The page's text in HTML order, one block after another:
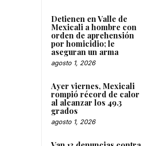
Detienen en Valle de
Mexicali a hombre con
orden de aprehensión
por homicidio; le
aseguran un arma
agosto 1, 2026
Ayer viernes, Mexicali
rompió récord de calor
al alcanzar los 49.3
grados
agosto 1, 2026